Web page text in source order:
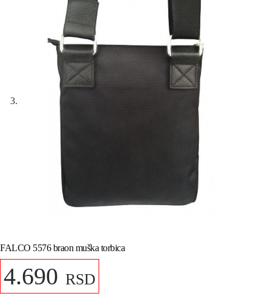
FALCO 5576 braon muška torbica
4.690 RSD